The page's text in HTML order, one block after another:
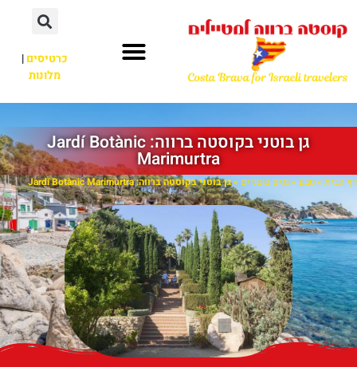
כרטיסים|
מלונות
גן בוטני בקוסטה ברווה: ‪‪Jardí Botànic
Marimurtra‬‬
דף הבית »טבע » גנים בוטניים »גן בוטני בקוסטה ברווה: ‪‪Jardí Botànic Marimurtra‬‬